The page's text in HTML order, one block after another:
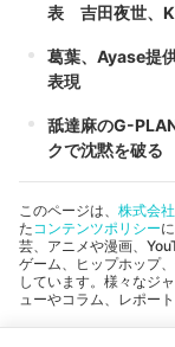
表 吉田夜世、
葛葉、Ayase提
表現
舐達麻のG-
クで沈黙を破る
このページは、 株式会
た コンテンツポリシー
芸、アニメや漫画、
ゲーム、ヒップホップ
しています。様々なジ
ューやコラム、レポー